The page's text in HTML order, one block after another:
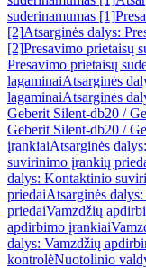
suderinamumas [1]
[2]Atsarginės dalys:
[2]Presavimo prietaisų
Presavimo prietaisų
lagaminaiAtsarginės
lagaminaiAtsarginės
Geberit Silent-db20 /
Geberit Silent-db20 /
įrankiaiAtsarginės
suvirinimo įrankių
dalys: Kontaktinio
priedaiAtsarginės
priedaiVamzdžių
apdirbimo įrankiai
dalys: Vamzdžių
kontrolėNuotolinio